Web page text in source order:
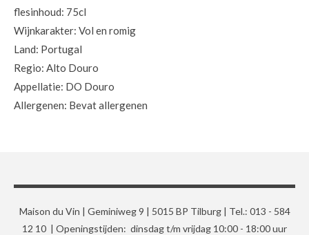
flesinhoud: 75cl
Wijnkarakter: Vol en romig
Land: Portugal
Regio: Alto Douro
Appellatie: DO Douro
Allergenen: Bevat allergenen
Maison du Vin | Geminiweg 9 | 5015 BP Tilburg | Tel.: 013 - 584
12 10 | Openingstijden: dinsdag t/m vrijdag 10:00 - 18:00 uur